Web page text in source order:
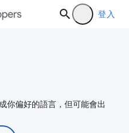
登入
你偏好的語言，但可能會出